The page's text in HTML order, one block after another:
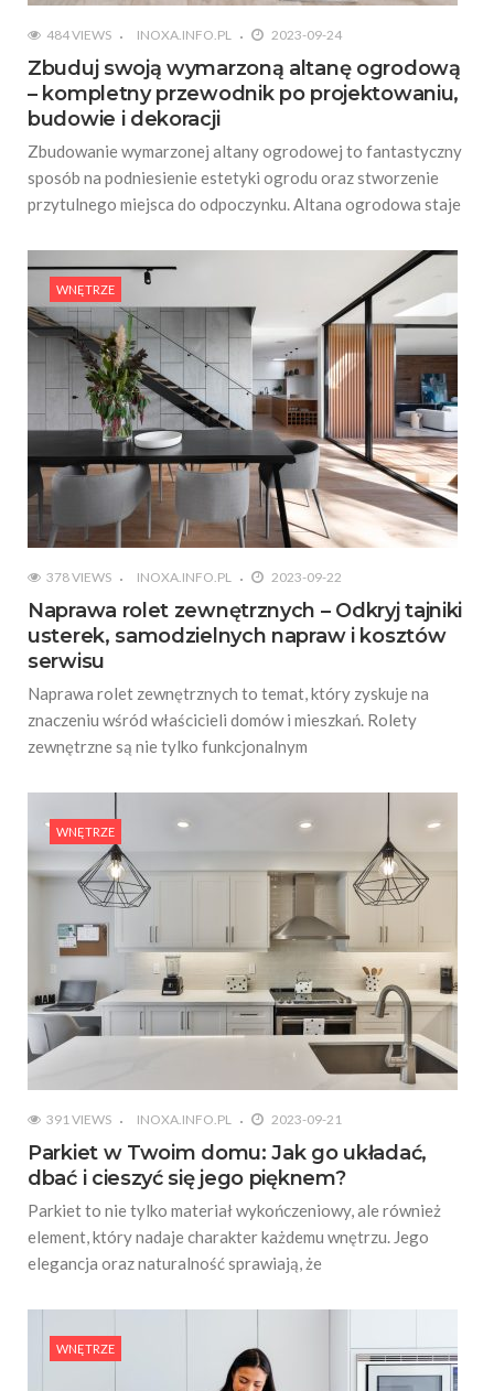
484 VIEWS INOXA.INFO.PL 2023-09-24
Zbuduj swoją wymarzoną altanę ogrodową
– kompletny przewodnik po projektowaniu,
budowie i dekoracji
Zbudowanie wymarzonej altany ogrodowej to fantastyczny
sposób na podniesienie estetyki ogrodu oraz stworzenie
przytulnego miejsca do odpoczynku. Altana ogrodowa staje
WNĘTRZE
378 VIEWS INOXA.INFO.PL 2023-09-22
Naprawa rolet zewnętrznych – Odkryj tajniki
usterek, samodzielnych napraw i kosztów
serwisu
Naprawa rolet zewnętrznych to temat, który zyskuje na
znaczeniu wśród właścicieli domów i mieszkań. Rolety
zewnętrzne są nie tylko funkcjonalnym
WNĘTRZE
391 VIEWS INOXA.INFO.PL 2023-09-21
Parkiet w Twoim domu: Jak go układać,
dbać i cieszyć się jego pięknem?
Parkiet to nie tylko materiał wykończeniowy, ale również
element, który nadaje charakter każdemu wnętrzu. Jego
elegancja oraz naturalność sprawiają, że
WNĘTRZE